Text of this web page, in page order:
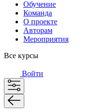
Обучение
Команда
О проекте
Авторам
Мероприятия
Все курсы
Войти